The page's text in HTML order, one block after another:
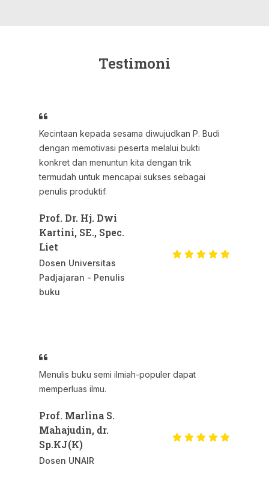
Testimoni
Kecintaan kepada sesama diwujudkan P. Budi
dengan memotivasi peserta melalui bukti
konkret dan menuntun kita dengan trik
termudah untuk mencapai sukses sebagai
penulis produktif.
Prof. Dr. Hj. Dwi
Kartini, SE., Spec.
Liet
Dosen Universitas
Padjajaran - Penulis
buku
Menulis buku semi ilmiah-populer dapat
memperluas ilmu.
Prof. Marlina S.
Mahajudin, dr.
Sp.KJ(K)
Dosen UNAIR